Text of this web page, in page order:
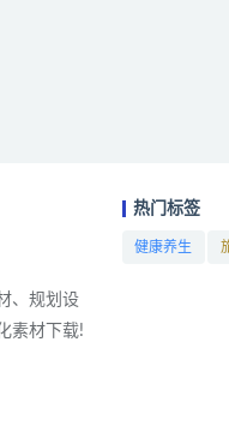
、规划设
素材下载!
热门标签
健康养生